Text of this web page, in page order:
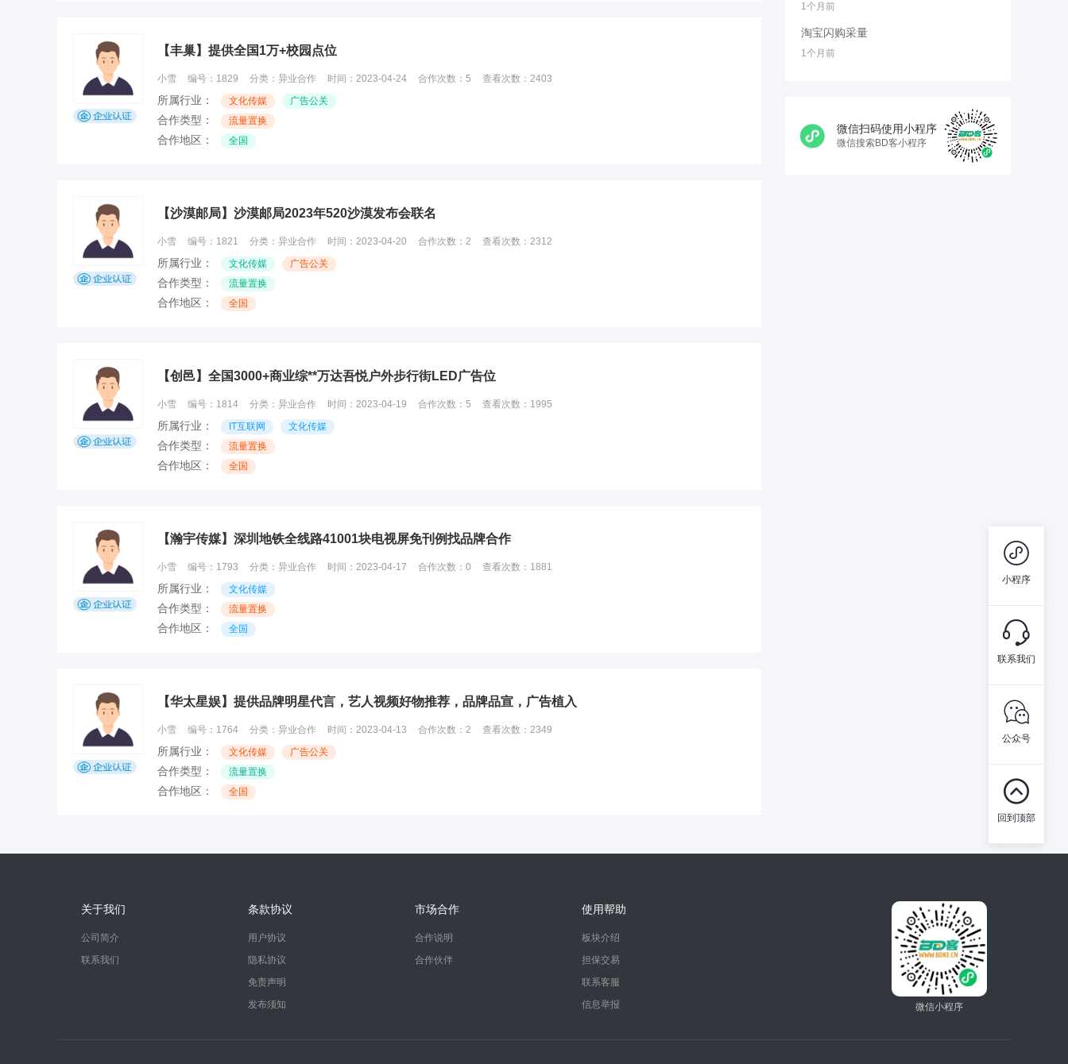
【丰巢】提供全国1万+校园点位
小雪 编号： 1829 分类： 异业合作 时间： 2023-04-24 合作次数： 5 查看次数： 2403
所属行业： 文化传媒 广告公关
合作类型： 流量置换
合作地区： 全国
【沙漠邮局】沙漠邮局2023年520沙漠发布会联名
小雪 编号： 1821 分类： 异业合作 时间： 2023-04-20 合作次数： 2 查看次数： 2312
所属行业： 文化传媒 广告公关
合作类型： 流量置换
合作地区： 全国
【创邑】全国3000+商业综**万达吾悦户外步行街LED广告位
小雪 编号： 1814 分类： 异业合作 时间： 2023-04-19 合作次数： 5 查看次数： 1995
所属行业： IT互联网 文化传媒
合作类型： 流量置换
合作地区： 全国
【瀚宇传媒】深圳地铁全线路41001块电视屏免刊例找品牌合作
小雪 编号： 1793 分类： 异业合作 时间： 2023-04-17 合作次数： 0 查看次数： 1881
所属行业： 文化传媒
合作类型： 流量置换
合作地区： 全国
【华太星娱】提供品牌明星代言，艺人视频好物推荐，品牌品宣，广告植入
小雪 编号： 1764 分类： 异业合作 时间： 2023-04-13 合作次数： 2 查看次数： 2349
所属行业： 文化传媒 广告公关
合作类型： 流量置换
合作地区： 全国
1个月前
淘宝闪购采量
1个月前
微信扫码使用小程序
微信搜索BD客小程序
关于我们
公司简介
联系我们
条款协议
用户协议
隐私协议
免责声明
发布须知
市场合作
合作说明
合作伙伴
使用帮助
板块介绍
担保交易
联系客服
信息举报
微信小程序

小程序

联系我们

公众号

回到顶部